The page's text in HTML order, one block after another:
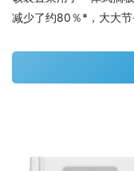
减少了约80％*，大大节